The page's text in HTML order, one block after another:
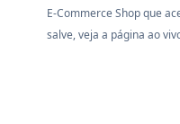
E-Commerce Shop que
salve, veja a página ao